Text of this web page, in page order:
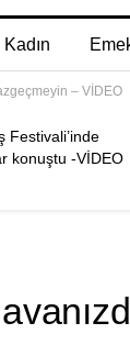
Kadın
– VİDEO
Festivali’inde
konuştu -VİDEO